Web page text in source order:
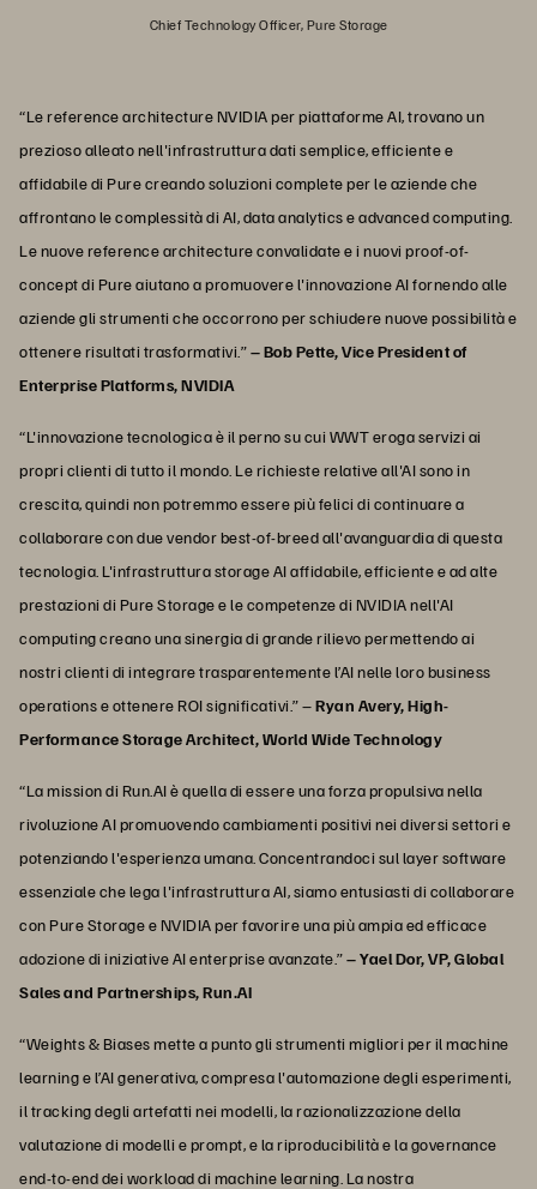
Chief Technology Officer, Pure Storage
“Le reference architecture NVIDIA per piattaforme AI, trovano un
prezioso alleato nell'infrastruttura dati semplice, efficiente e
affidabile di Pure creando soluzioni complete per le aziende che
affrontano le complessità di AI, data analytics e advanced computing.
Le nuove reference architecture convalidate e i nuovi proof-of-
concept di Pure aiutano a promuovere l'innovazione AI fornendo alle
aziende gli strumenti che occorrono per schiudere nuove possibilità e
ottenere risultati trasformativi.”– Bob Pette, Vice President of
Enterprise Platforms, NVIDIA
“L'innovazione tecnologica è il perno su cui WWT eroga servizi ai
propri clienti di tutto il mondo. Le richieste relative all'AI sono in
crescita, quindi non potremmo essere più felici di continuare a
collaborare con due vendor best-of-breed all'avanguardia di questa
tecnologia. L'infrastruttura storage AI affidabile, efficiente e ad alte
prestazioni di Pure Storage e le competenze di NVIDIA nell'AI
computing creano una sinergia di grande rilievo permettendo ai
nostri clienti di integrare trasparentemente l’AI nelle loro business
operations e ottenere ROI significativi.” –Ryan Avery, High-
Performance Storage Architect, World Wide Technology
“La mission di Run.AI è quella di essere una forza propulsiva nella
rivoluzione AI promuovendo cambiamenti positivi nei diversi settori e
potenziando l'esperienza umana. Concentrandoci sul layer software
essenziale che lega l'infrastruttura AI, siamo entusiasti di collaborare
con Pure Storage e NVIDIA per favorire una più ampia ed efficace
adozione di iniziative AI enterprise avanzate.”– Yael Dor, VP, Global
Sales and Partnerships, Run.AI
“Weights & Biases mette a punto gli strumenti migliori per il machine
learning e l’AI generativa, compresa l'automazione degli esperimenti,
il tracking degli artefatti nei modelli, la razionalizzazione della
valutazione di modelli e prompt, e la riproducibilità e la governance
end-to-end dei workload di machine learning. La nostra